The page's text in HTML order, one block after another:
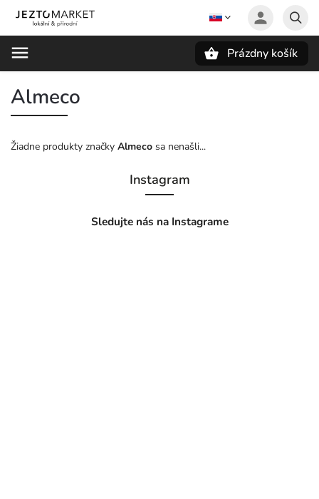
Prázdny košík
Almeco
Žiadne produkty značky Almeco sa nenašli...
Instagram
Sledujte nás na Instagrame